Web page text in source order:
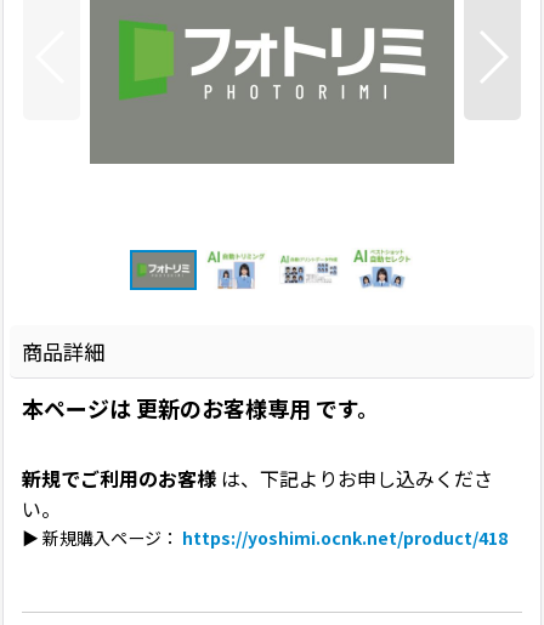
商品詳細
本ページは更新のお客様専用 です。
新規でご利用のお客様 は、下記よりお申し込みくださ
い。
▶ 新規購入ページ： https://yoshimi.ocnk.net/product/418